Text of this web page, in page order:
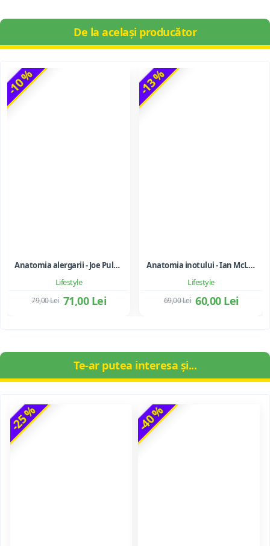
De la același producător
-10 %
Lifestyle
Anatomia alergarii - Joe Puleo, Dr. Patrick Milroy
71,00 Lei
79,00 Lei
-13 %
Lifestyle
Anatomia inotului - Ian McLeod
60,00 Lei
69,00 Lei
Te-ar putea interesa și...
-25 % -40 %